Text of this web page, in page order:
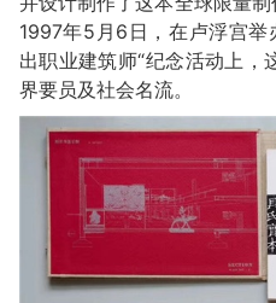
1997年5月6日，在卢浮宫举
出职业建筑师“纪念活动上，
界要员及社会名流。